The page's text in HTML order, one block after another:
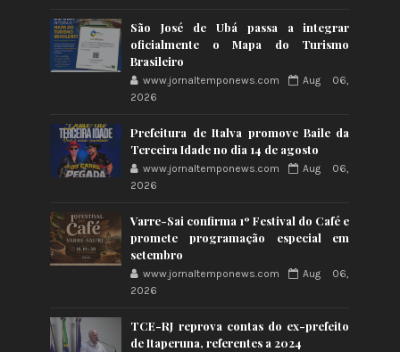
São José de Ubá passa a integrar
oficialmente o Mapa do Turismo
Brasileiro
www.jornaltemponews.com
Aug 06,
2026
Prefeitura de Italva promove Baile da
Terceira Idade no dia 14 de agosto
www.jornaltemponews.com
Aug 06,
2026
Varre-Sai confirma 1º Festival do Café e
promete programação especial em
setembro
www.jornaltemponews.com
Aug 06,
2026
TCE-RJ reprova contas do ex-prefeito
de Itaperuna, referentes a 2024